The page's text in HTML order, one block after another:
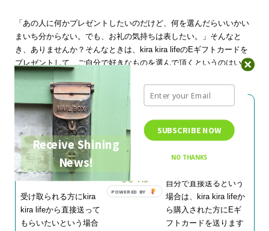
「あの人に何かプレゼントしたいのだけど、何を選んだらいいかい
まいち分からない。でも、お礼の気持ちは表したい。」そんなと
き、ありませんか？そんなときは、kira kira lifeのEギフトカードを
プレゼントして、ご自分で好きなものを選んで頂くというのはいか
がでしょうか。
Eギフトカードの購入方法は二つあります。
1) 「kira kira lifeからあ
の人に送ってもらいた
い」
受け取られる方にkira
kira lifeから直接送って
もらいたいという場合
2) 「自分であの人に送
る」
自分で直接送るという
場合は、kira kira lifeか
ら購入された方にEギ
フトカードを送ります
もしくは
Receive Shining
News! NO THANKS
SUBSCRIBE NOW
POWERED BY